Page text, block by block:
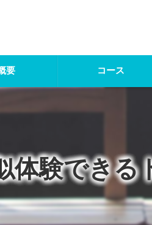
要 コース
体験でき